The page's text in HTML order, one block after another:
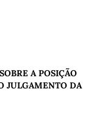
A POSIÇÃO
JULGAMENTO DA